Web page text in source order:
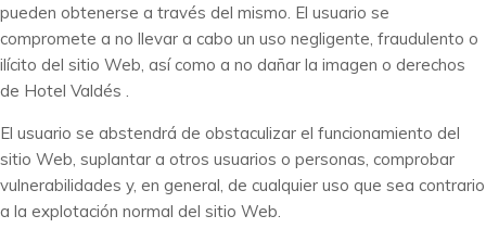
pueden obtenerse a través del mismo. El usuario se
compromete a no llevar a cabo un uso negligente, fraudulento o
ilícito del sitio Web, así como a no dañar la imagen o derechos
de Hotel Valdés .
El usuario se abstendrá de obstaculizar el funcionamiento del
sitio Web, suplantar a otros usuarios o personas, comprobar
vulnerabilidades y, en general, de cualquier uso que sea contrario
a la explotación normal del sitio Web.